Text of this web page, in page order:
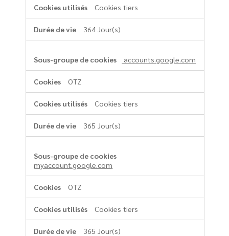
Cookies tiers
364 Jour(s)
accounts.google.com
OTZ
Cookies tiers
365 Jour(s)
myaccount.google.com
OTZ
Cookies tiers
365 Jour(s)